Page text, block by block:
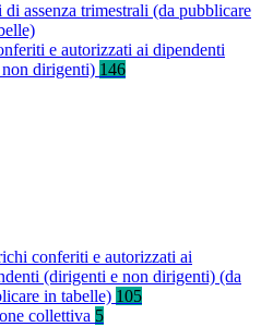
di assenza trimestrali (da pubblicare
e autorizzati ai dipendenti
dirigenti) 146
conferiti e autorizzati ai
(dirigenti e non dirigenti) (da
in tabelle) 105
collettiva 5